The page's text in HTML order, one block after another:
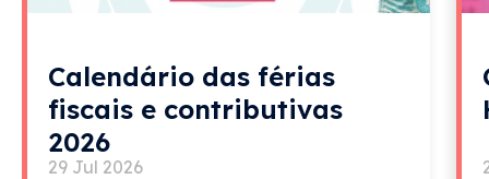
Calendário das férias
fiscais e contributivas
2026
29 Jul 2026